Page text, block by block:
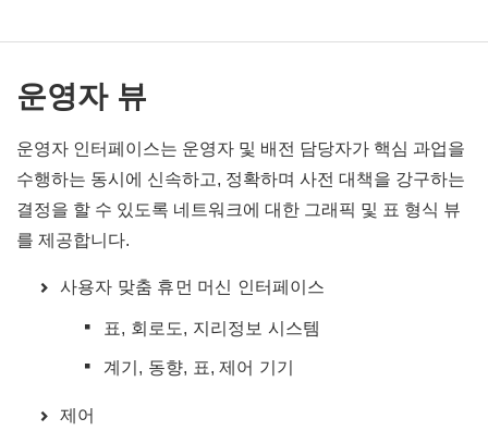
운영자 뷰
운영자 인터페이스는 운영자 및 배전 담당자가 핵심 과업을
수행하는 동시에 신속하고, 정확하며 사전 대책을 강구하는
결정을 할 수 있도록 네트워크에 대한 그래픽 및 표 형식 뷰
를 제공합니다.
사용자 맞춤 휴먼 머신 인터페이스
표, 회로도, 지리정보 시스템
계기, 동향, 표, 제어 기기
제어